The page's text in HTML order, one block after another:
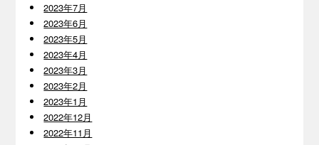
2023年7月
2023年6月
2023年5月
2023年4月
2023年3月
2023年2月
2023年1月
2022年12月
2022年11月